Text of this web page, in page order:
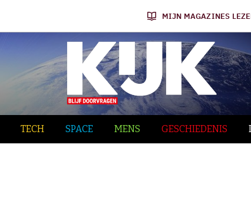
MIJN MAGAZINES
TECH SPACE MENS GESCHIEDENIS